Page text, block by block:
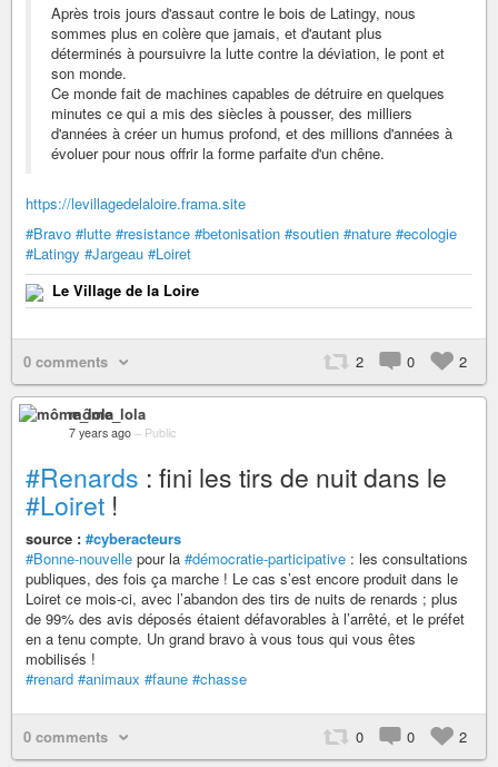
Après trois jours d'assaut contre le bois de Latingy, nous
sommes plus en colère que jamais, et d'autant plus
déterminés à poursuivre la lutte contre la déviation, le pont et
son monde.
Ce monde fait de machines capables de détruire en quelques
minutes ce qui a mis des siècles à pousser, des milliers
d'années à créer un humus profond, et des millions d'années à
évoluer pour nous offrir la forme parfaite d'un chêne.
https://levillagedelaloire.frama.site
#Bravo #lutte #resistance #betonisation #soutien #nature #ecologie
#Latingy #Jargeau #Loiret
Le Village de la Loire
0 comments 2 0 2
môme_lola
7 years ago – Public
#Renards : fini les tirs de nuit dans le
#Loiret !
source : #cyberacteurs
#Bonne-nouvelle pour la #démocratie-participative : les consultations
publiques, des fois ça marche ! Le cas s’est encore produit dans le
Loiret ce mois-ci, avec l’abandon des tirs de nuits de renards ; plus
de 99% des avis déposés étaient défavorables à l’arrêté, et le préfet
en a tenu compte. Un grand bravo à vous tous qui vous êtes
mobilisés !
#renard #animaux #faune #chasse
0 comments 0 0 2